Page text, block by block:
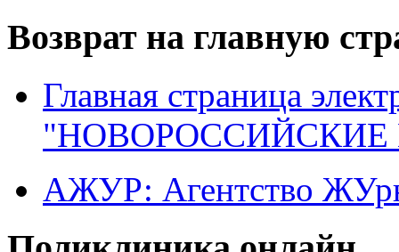
Возврат на главную
Главная страница
"НОВОРОССИЙСКИЕ
АЖУР: Агентство